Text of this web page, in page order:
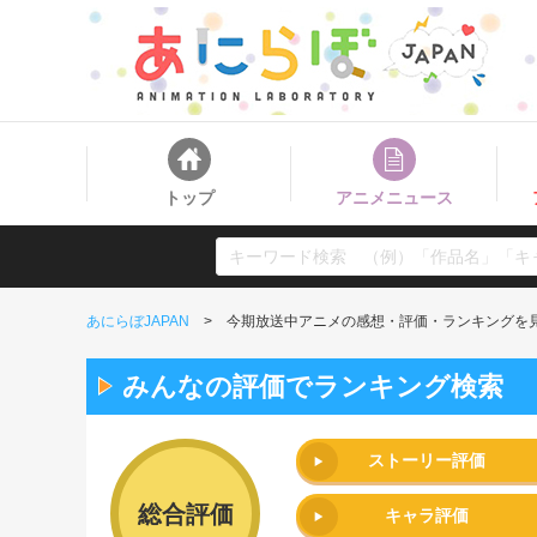
トップ アニメニュース
あにらぼJAPAN 今期放送中アニメの感想・評価・ランキングを
みんなの評価でランキング検索
総合評価
ストーリー評価
キャラ評価